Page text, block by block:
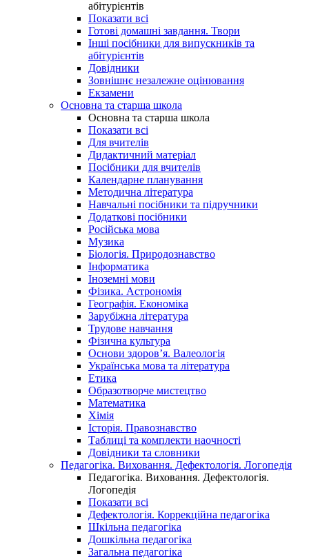
абітурієнтів
Показати всі
Готові домашні завдання. Твори
Інші посібники для випускників та
абітурієнтів
Довідники
Зовнішнє незалежне оцінювання
Екзамени
Основна та старша школа
Основна та старша школа
Показати всі
Для вчителів
Дидактичний матеріал
Посібники для вчителів
Календарне планування
Методична література
Навчальні посібники та підручники
Додаткові посібники
Російська мова
Музика
Біологія. Природознавство
Інформатика
Іноземні мови
Фізика. Астрономія
Географія. Економіка
Зарубіжна література
Трудове навчання
Фізична культура
Основи здоров’я. Валеологія
Українська мова та література
Етика
Образотворче мистецтво
Математика
Хімія
Історія. Правознавство
Таблиці та комплекти наочності
Довідники та словники
Педагогіка. Виховання. Дефектологія. Логопедія
Педагогіка. Виховання. Дефектологія.
Логопедія
Показати всі
Дефектологія. Коррекційна педагогіка
Шкільна педагогіка
Дошкільна педагогіка
Загальна педагогіка